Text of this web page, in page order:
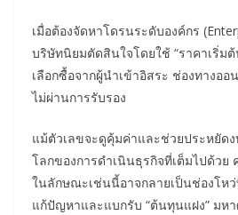
เมื่อต้องจัดหาโดรนระดับองค์กร
บริษัทนิยมตัดสินใจโดยใช้ “ราคาเริ่ม
เลือกซื้อจากผู้นำเข้าอิสระ ช่องทางออ
ไม่ผ่านการรับรอง
แม้ตัวเลขจะดูคุ้มค่าและช่วยประหยัด
โลกของการดำเนินธุรกิจที่เต็มไปด้วย
ในลักษณะเช่นนี้อาจกลายเป็นช่องโห
แก้ปัญหาและแบกรับ “ต้นทุนแฝง” มห